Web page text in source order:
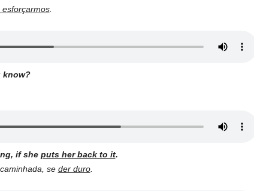
esforçarmos.
know?
if she puts her back to it.
se der duro.